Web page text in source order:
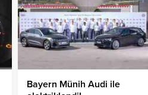
Bayern Münih Audi ile